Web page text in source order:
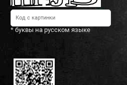
* буквы на русском языке